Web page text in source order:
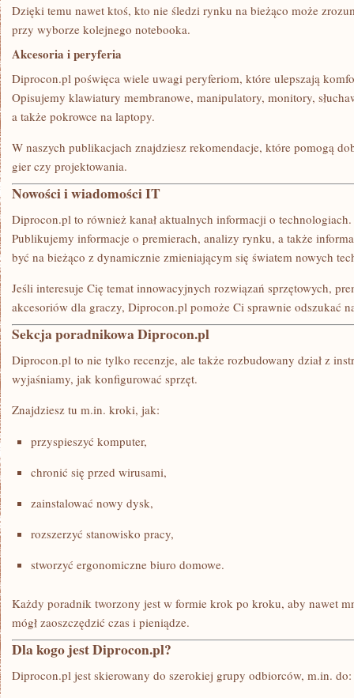
Dzięki temu nawet ktoś, kto nie śledzi rynku na bieżąco może
przy wyborze kolejnego notebooka.
Akcesoria i peryferia
Diprocon.pl poświęca wiele uwagi peryferiom, które ulepszają
Opisujemy klawiatury membranowe, manipulatory, monitory,
a także pokrowce na laptopy.
W naszych publikacjach znajdziesz rekomendacje, które pomogą
gier czy projektowania.
Nowości i wiadomości IT
Diprocon.pl to również kanał aktualnych informacji o technologiach.
Publikujemy informacje o premierach, analizy rynku, a także
być na bieżąco z dynamicznie zmieniającym się światem nowych
Jeśli interesuje Cię temat innowacyjnych rozwiązań sprzętowych,
akcesoriów dla graczy, Diprocon.pl pomoże Ci sprawnie odszukać
Sekcja poradnikowa Diprocon.pl
Diprocon.pl to nie tylko recenzje, ale także rozbudowany dział z
wyjaśniamy, jak konfigurować sprzęt.
Znajdziesz tu m.in. kroki, jak:
przyspieszyć komputer,
chronić się przed wirusami,
zainstalować nowy dysk,
rozszerzyć stanowisko pracy,
stworzyć ergonomiczne biuro domowe.
Każdy poradnik tworzony jest w formie krok po kroku, aby nawet
mógł zaoszczędzić czas i pieniądze.
Dla kogo jest Diprocon.pl?
Diprocon.pl jest skierowany do szerokiej grupy odbiorców, m.in. do: